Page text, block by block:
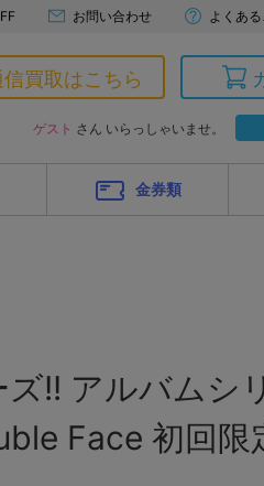
お問い合わせ よくあ
買取はこちら
ゲスト さん いらっしゃいませ。
金券類
!! アルバムシ
Face 初回限